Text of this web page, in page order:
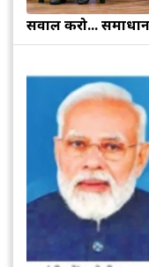
सवाल करो...